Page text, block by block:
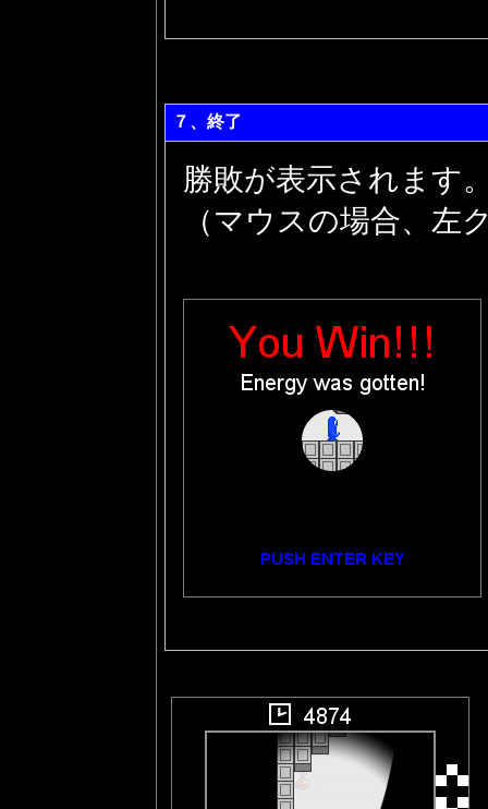
７、終了
勝敗が表示されます
（マウスの場合、左